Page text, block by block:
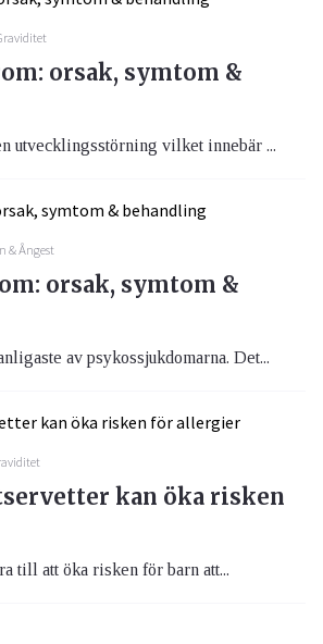
orsak, symtom &
utvecklingsstörning vilket innebär ...
& Ångest
orsak, symtom &
av psykossjukdomarna. Det...
kan öka risken
till att öka risken för barn att...